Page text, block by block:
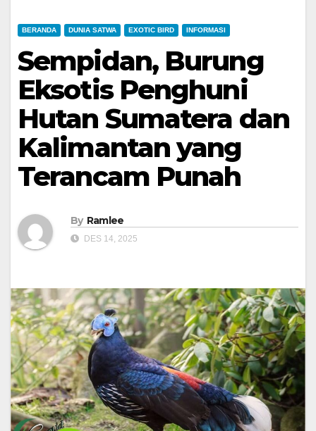
BERANDA DUNIA SATWA EXOTIC BIRD INFORMASI
Sempidan, Burung
Eksotis Penghuni
Hutan Sumatera dan
Kalimantan yang
Terancam Punah
By Ramlee
DES 14, 2025